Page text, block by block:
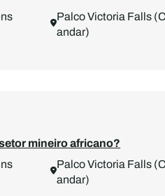
Palco Victoria Falls
andar)
mineiro africano?
Palco Victoria Falls
andar)